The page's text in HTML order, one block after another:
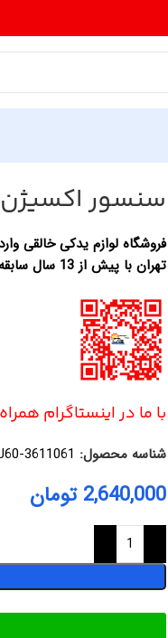
سنسور
فروشگاه لوازم یدکی خالقی
تهران با پیش از 13 سال سابقه در زمینه واردات لوازم یدکی خودرو های چینی
با ما در اینستاگرام
شناسه محصول: 3611061
2,640,000 تومان